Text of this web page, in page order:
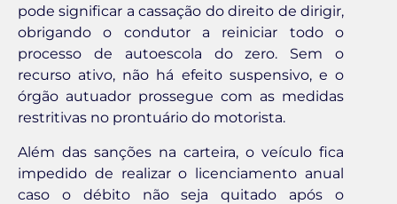
pode significar a cassação do direito de dirigir,
obrigando o condutor a reiniciar todo o
processo de autoescola do zero. Sem o
recurso ativo, não há efeito suspensivo, e o
órgão autuador prossegue com as medidas
restritivas no prontuário do motorista.
Além das sanções na carteira, o veículo fica
impedido de realizar o licenciamento anual
caso o débito não seja quitado após o